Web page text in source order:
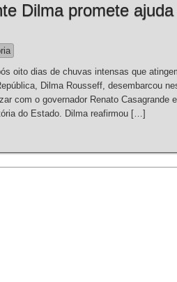
Dilma promete
oito dias de chuvas intensas que
Dilma Rousseff, desembarcou
com o governador Renato Casagrande
do Estado. Dilma reafirmou […]